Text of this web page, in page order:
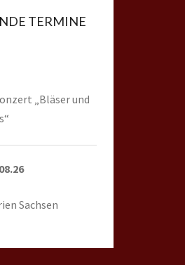
TERMINE
„Bläser und
Sachsen